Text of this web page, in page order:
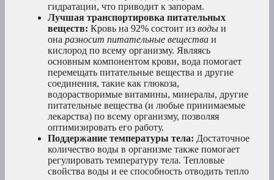
гидратации, что приводит к запорам.
Лучшая транспортировка питательных
веществ: Кровь на 92% состоит из воды и
она разносит питательные вещества и
кислород по всему организму. Являясь
основным компонентом крови, вода помогает
перемещать питательные вещества и другие
соединения, такие как глюкоза,
водорастворимые витамины, минералы, другие
питательные вещества (и любые принимаемые
лекарства) по всему организму, позволяя
оптимизировать его работу.
Поддержание температуры тела: Достаточное
количество воды в организме также помогает
регулировать температуру тела. Тепловые
свойства воды и ее способность отводить тепло